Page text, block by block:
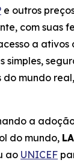
e outros
com suas
a
simples,
do mundo
a
do mundo,
ao UNICEF